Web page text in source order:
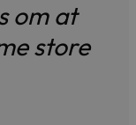
om at
store